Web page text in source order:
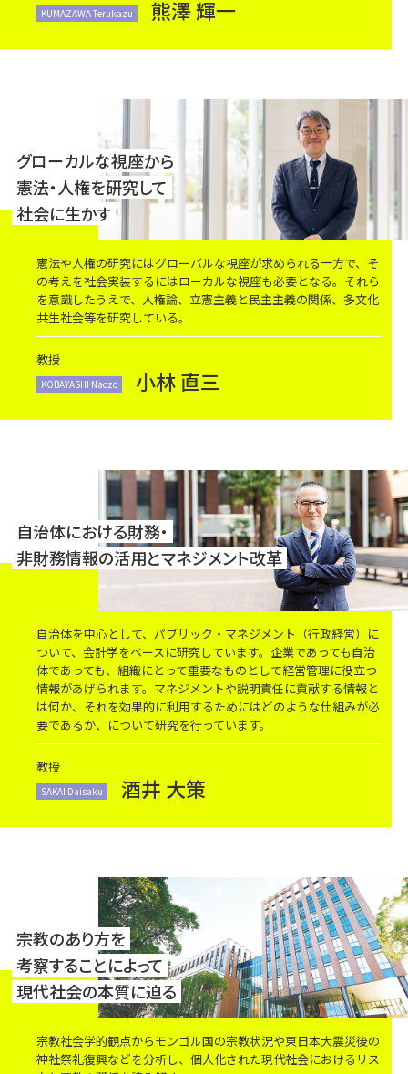
KUMAZAWA Terukazu 熊澤 輝一
グローカルな視座から
憲法・人権を研究して
社会に生かす
憲法や人権の研究にはグローバルな視座が求められる一方で、そ
の考えを社会実装するにはローカルな視座も必要となる。それら
を意識したうえで、人権論、立憲主義と民主主義の関係、多文化
共生社会等を研究している。
教授
KOBAYASHI Naozo 小林 直三
自治体における財務・
非財務情報の活用とマネジメント改革
自治体を中心として、パブリック・マネジメント（行政経営）に
ついて、会計学をベースに研究しています。企業であっても自治
体であっても、組織にとって重要なものとして経営管理に役立つ
情報があげられます。マネジメントや説明責任に貢献する情報と
は何か、それを効果的に利用するためにはどのような仕組みが必
要であるか、について研究を行っています。
教授
SAKAI Daisaku 酒井 大策
宗教のあり方を
考察することによって
現代社会の本質に迫る
宗教社会学的観点からモンゴル国の宗教状況や東日本大震災後の
神社祭礼復興などを分析し、個人化された現代社会におけるリス